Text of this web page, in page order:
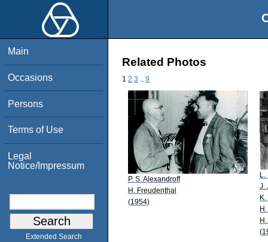
Main
Occasions
Persons
Terms of Use
Legal
Notice/Impressum
Extended Search
Related Photos
1 2 3 9
P. S. Alexandroff
H. Freudenthal
(1954)
L.
J.